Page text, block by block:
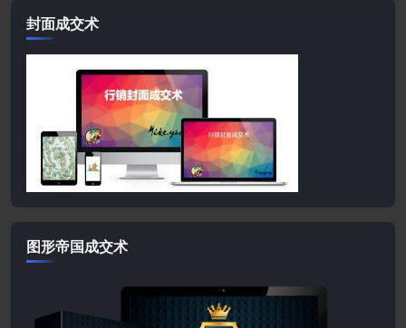
封面成交术
图形帝国成交术